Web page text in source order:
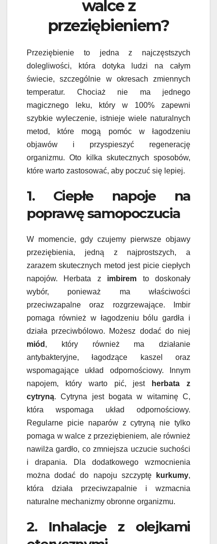
walce z
przeziębieniem?
Przeziębienie to jedna z najczęstszych
dolegliwości, która dotyka ludzi na całym
świecie, szczególnie w okresach zmiennych
temperatur. Chociaż nie ma jednego
magicznego leku, który w 100% zapewni
szybkie wyleczenie, istnieje wiele naturalnych
metod, które mogą pomóc w łagodzeniu
objawów i przyspieszyć regenerację
organizmu. Oto kilka skutecznych sposobów,
które warto zastosować, aby poczuć się lepiej.
1. Ciepłe napoje na
poprawę samopoczucia
W momencie, gdy czujemy pierwsze objawy
przeziębienia, jedną z najprostszych, a
zarazem skutecznych metod jest picie ciepłych
napojów. Herbata z imbirem to doskonały
wybór, ponieważ ma właściwości
przeciwzapalne oraz rozgrzewające. Imbir
pomaga również w łagodzeniu bólu gardła i
działa przeciwbólowo. Możesz dodać do niej
miód , który również ma działanie
antybakteryjne, łagodzące kaszel oraz
wspomagające układ odpornościowy. Innym
napojem, który warto pić, jest
herbata z
cytryną. Cytryna jest bogata w witaminę C,
która wspomaga układ odpornościowy.
Regularne picie naparów z cytryną nie tylko
pomaga w walce z przeziębieniem, ale również
nawilża gardło, co zmniejsza uczucie suchości
i drapania. Dla dodatkowego wzmocnienia
można dodać do napoju szczyptę
kurkumy,
która działa przeciwzapalnie i wzmacnia
naturalne mechanizmy obronne organizmu.
2. Inhalacje z olejkami